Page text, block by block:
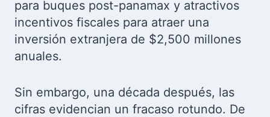
para buques post-panamax y atractivos
incentivos fiscales para atraer una
inversión extranjera de $2,500 millones
anuales.
Sin embargo, una década después, las
cifras evidencian un fracaso rotundo. De